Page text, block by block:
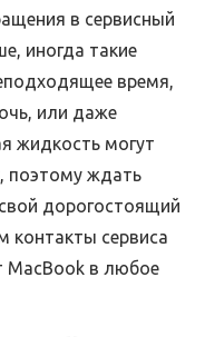
в сервисный
иногда такие
время,
или даже
жидкость могут
поэтому ждать
дорогостоящий
контакты сервиса
MacBook в любое